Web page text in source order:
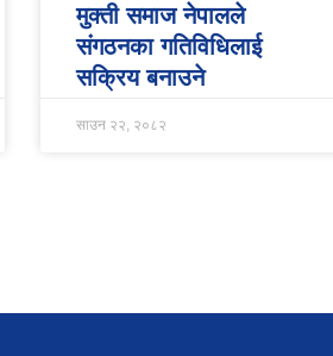
मुक्ती समाज नेपालले
संगठनका गतिविधिलाई
सक्रिय बनाउने
साउन २२, २०८२